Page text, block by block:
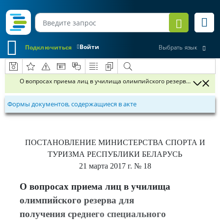
Войти
Подключиться Выбрать язык
О вопросах приема лиц в училища олимпийского резерва для
Формы документов, содержащиеся в акте
ПОСТАНОВЛЕНИЕ МИНИСТЕРСТВА СПОРТА И
ТУРИЗМА РЕСПУБЛИКИ БЕЛАРУСЬ
21 марта 2017 г. № 18
О вопросах приема лиц в училища
олимпийского резерва для
получения среднего специального